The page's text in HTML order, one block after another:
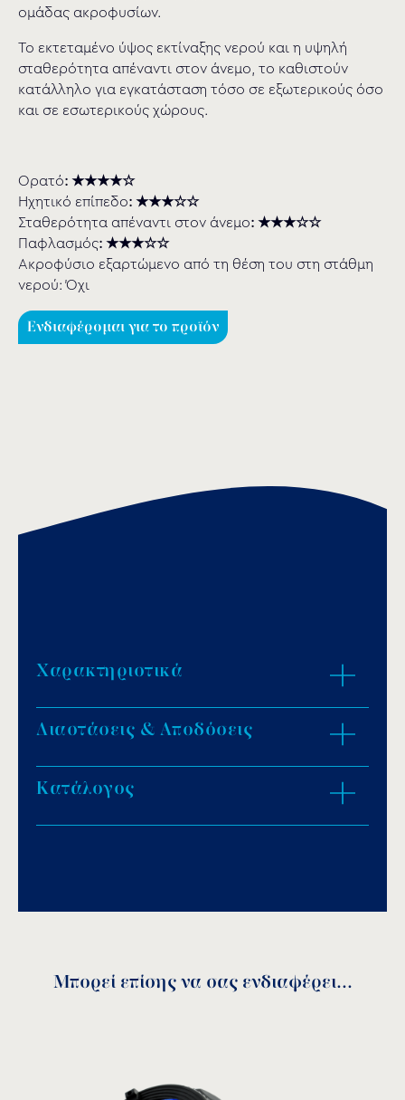
ομάδας ακροφυσίων.
Το εκτεταμένο ύψος εκτίναξης νερού και η υψηλή
σταθερότητα απέναντι στον άνεμο, το καθιστούν
κατάλληλο για εγκατάσταση τόσο σε εξωτερικούς όσο
και σε εσωτερικούς χώρους.
Ορατό: ★★★★☆
Ηχητικό επίπεδο: ★★★☆☆
Σταθερότητα απέναντι στον άνεμο: ★★★☆☆
Παφλασµός: ★★★☆☆
Ακροφύσιο εξαρτώµενο από τη θέση του στη στάθμη
νερού: Όχι
Ενδιαφέρομαι για το προϊόν
Χαρακτηριστικά
Κατασκευή από χυτό μπρούντζο
Προστατευτική σήτα στην αντλία για την
αποφυγή αναρρόφησης ξένων σωματιδίων.
Διαστάσεις & Αποδόσεις
Κατάλογος
Μπορεί επίσης να σας ενδιαφέρει...